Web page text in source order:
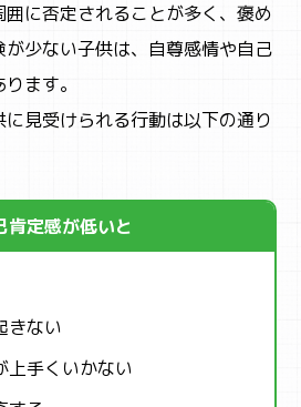
に否定されることが多く、褒め
少ない子供は、自尊感情や自己
ます。
見受けられる行動は以下の通り
肯定感が低いと
きない
上手くいかない